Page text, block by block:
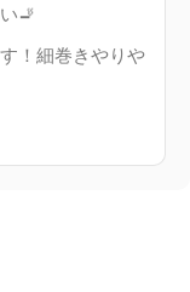
🚬
！細巻きやりや